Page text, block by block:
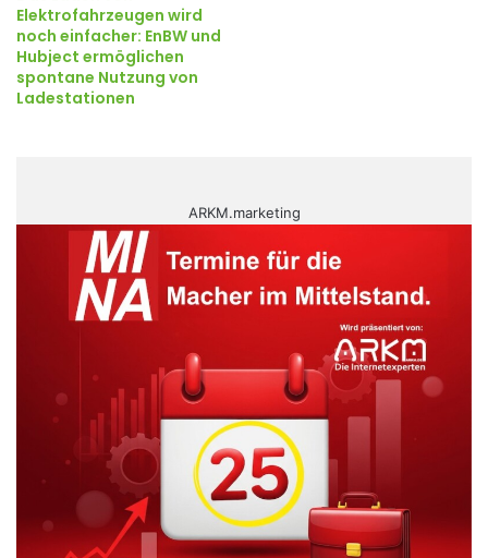
Elektrofahrzeugen wird
noch einfacher: EnBW und
Hubject ermöglichen
spontane Nutzung von
Ladestationen
ARKM.marketing